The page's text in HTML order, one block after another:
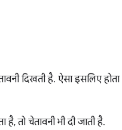
दिखती है. ऐसा इसलिए होता
तो चेतावनी भी दी जाती है.